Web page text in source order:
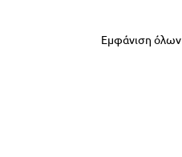
Εμφάνιση όλων